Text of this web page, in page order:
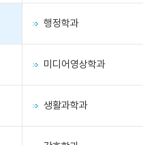
행정학과
미디어영상학과
생활과학과